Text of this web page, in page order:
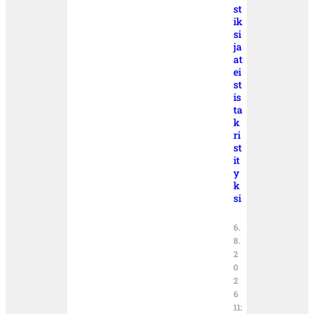
st
ik
si
ja
at
ei
st
is
ta
k
ri
st
it
y
k
si
6.
8.
2
0
2
6
11: